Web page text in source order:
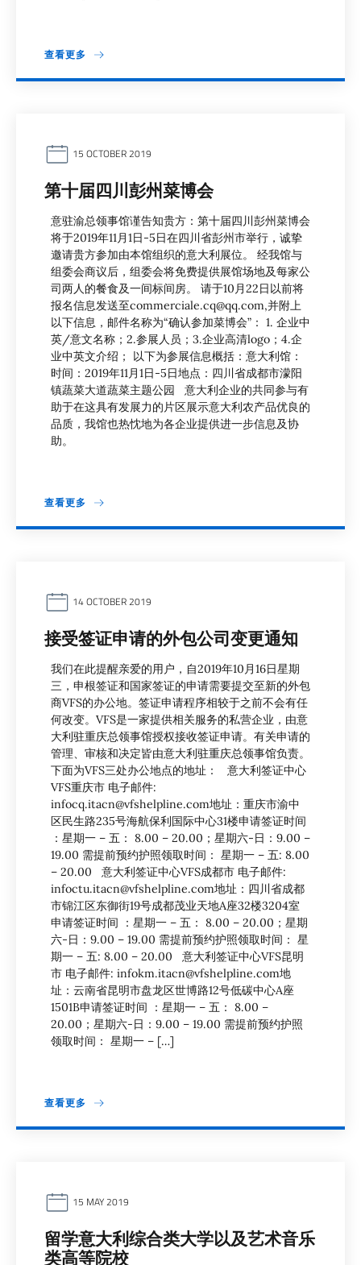
查看更多
15 OCTOBER 2019
第十届四川彭州菜博会
意驻渝总领事馆谨告知贵方：第十届四川彭州菜博会
将于2019年11月1日-5日在四川省彭州市举行，诚挚
邀请贵方参加由本馆组织的意大利展位。 经我馆与
组委会商议后，组委会将免费提供展馆场地及每家公
司两人的餐食及一间标间房。 请于10月22日以前将
报名信息发送至commerciale.cq@qq.com,并附上
以下信息，邮件名称为“确认参加菜博会”： 1. 企业中
英/意文名称；2.参展人员；3.企业高清logo；4.企
业中英文介绍； 以下为参展信息概括：意大利馆：
时间：2019年11月1日-5日地点：四川省成都市濛阳
镇蔬菜大道蔬菜主题公园 意大利企业的共同参与有
助于在这具有发展力的片区展示意大利农产品优良的
品质，我馆也热忱地为各企业提供进一步信息及协
助。
查看更多
14 OCTOBER 2019
接受签证申请的外包公司变更通知
我们在此提醒亲爱的用户，自2019年10月16日星期
三，申根签证和国家签证的申请需要提交至新的外包
商VFS的办公地。签证申请程序相较于之前不会有任
何改变。VFS是一家提供相关服务的私营企业，由意
大利驻重庆总领事馆授权接收签证申请。有关申请的
管理、审核和决定皆由意大利驻重庆总领事馆负责。
下面为VFS三处办公地点的地址： 意大利签证中心
VFS重庆市 电子邮件:
infocq.itacn@vfshelpline.com地址：重庆市渝中
区民生路235号海航保利国际中心31楼申请签证时间
：星期一 – 五： 8.00 – 20.00；星期六-日：9.00 –
19.00 需提前预约护照领取时间： 星期一 – 五: 8.00
– 20.00 意大利签证中心VFS成都市 电子邮件:
infoctu.itacn@vfshelpline.com地址：四川省成都
市锦江区东御街19号成都茂业天地A座32楼3204室
申请签证时间 ：星期一 – 五： 8.00 – 20.00；星期
六-日：9.00 – 19.00 需提前预约护照领取时间： 星
期一 – 五: 8.00 – 20.00 意大利签证中心VFS昆明
市 电子邮件: infokm.itacn@vfshelpline.com地
址：云南省昆明市盘龙区世博路12号低碳中心A座
1501B申请签证时间 ：星期一 – 五： 8.00 –
20.00；星期六-日：9.00 – 19.00 需提前预约护照
领取时间： 星期一 – […]
查看更多
15 MAY 2019
留学意大利综合类大学以及艺术音乐
类高等院校